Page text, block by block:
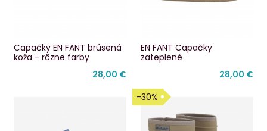
Capačky EN FANT brúsená
koža - rôzne farby
28,00 €
EN FANT Capačky
zateplené
28,00 €
-30%